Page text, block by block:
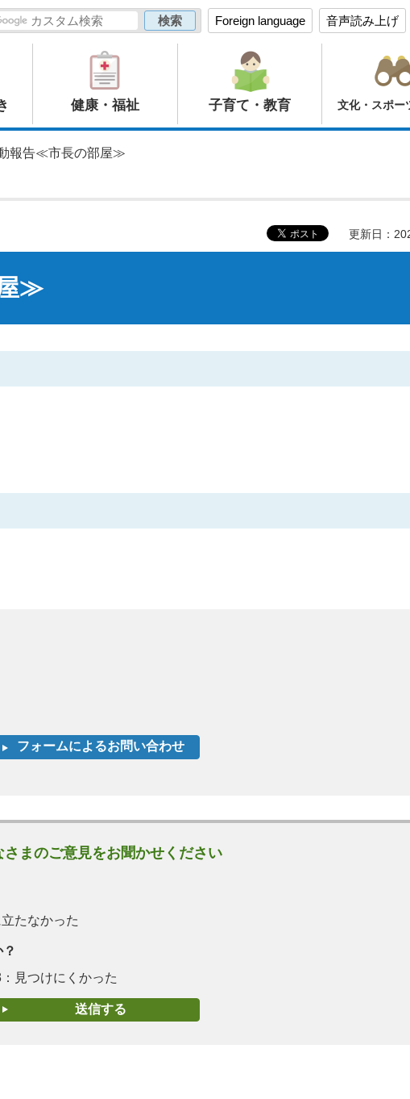
Foreign language 音声読み上げ
健康・福祉 子育て・教育 文化・スポー
報告≪市長の部屋≫
更新日：
≫
まのご意見をお聞かせください
たなかった
見つけにくかった